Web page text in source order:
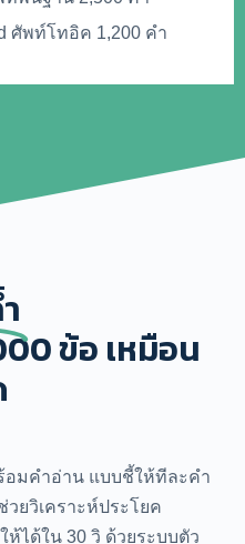
ศัพท์โทอิค 1,200 คำ
ข้อ เหมือน
อมคำอ่าน แบบชี้ให้ทีละคำ
ยวิเคราะห์ประโยค
ได้ใน 30 วิ ด้วยระบบตัว